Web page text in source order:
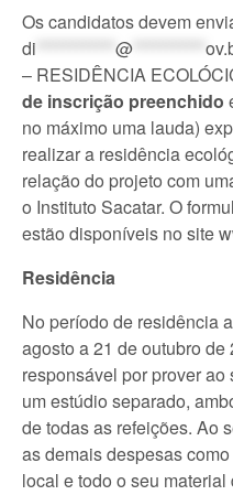
Os candidatos devem
di
@
– RESIDÊNCIA
de inscrição preenchido
no máximo uma lauda)
realizar a residência
relação do projeto com
o Instituto Sacatar. O
estão disponíveis no site
Residência
No período de residência
agosto a 21 de outubro
responsável por prover
um estúdio separado,
de todas as refeições. Ao
as demais despesas
local e todo o seu material